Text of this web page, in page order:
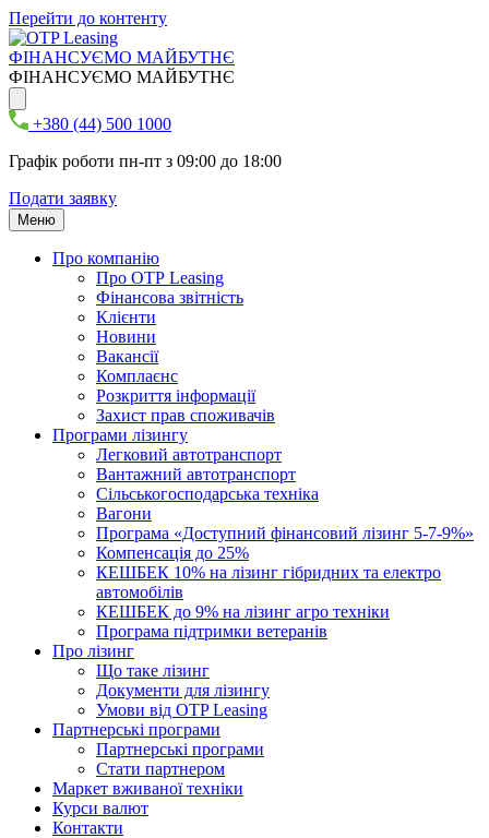
Перейти до контенту
ФІНАНСУЄМО МАЙБУТНЄ
ФІНАНСУЄМО МАЙБУТНЄ
+380 (44) 500 1000
Графік роботи пн-пт з 09:00 до 18:00
Подати заявку
Меню
Про компанію
Про ОТР Leasing
Фінансова звітність
Клієнти
Новини
Вакансії
Комплаєнс
Розкриття інформації
Захист прав споживачів
Програми лізингу
Легковий автотранспорт
Вантажний автотранспорт
Cільськогосподарська техніка
Вагони
Програма «Доступний фінансовий лізинг 5-7-9%»
Компенсація до 25%
КЕШБЕК 10% на лізинг гібридних та електро
автомобілів
КЕШБЕК до 9% на лізинг агро техніки
Програма підтримки ветеранів
Про лізинг
Що таке лізинг
Документи для лізингу
Умови від OTP Leasing
Партнерські програми
Партнерські програми
Стати партнером
Маркет вживаної техніки
Курси валют
Контакти